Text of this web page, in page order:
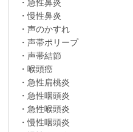
・急性鼻炎
・慢性鼻炎
・声のかすれ
・声帯ポリープ
・声帯結節
・喉頭癌
・急性扁桃炎
・急性咽頭炎
・急性喉頭炎
・慢性咽頭炎